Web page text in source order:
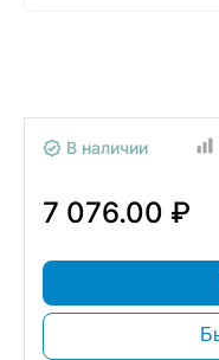
В наличии
7 076.00 ₽